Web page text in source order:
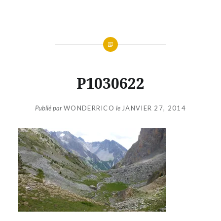
P1030622
Publié parWONDERRICO le JANVIER 27, 2014